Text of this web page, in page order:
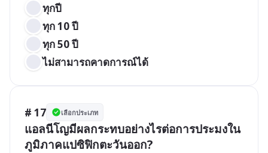
ทุกปี
ทุก 10 ปี
ทุก 50 ปี
ไม่สามารถคาดการณ์ได้
# 17 เลือกประเภท
แอลนีโญมีผลกระทบอย่างไรต่อการประมงใน
ภูมิภาคแปซิฟิกตะวันออก?